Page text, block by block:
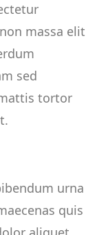
massa elit
sed
tortor
urna
quis